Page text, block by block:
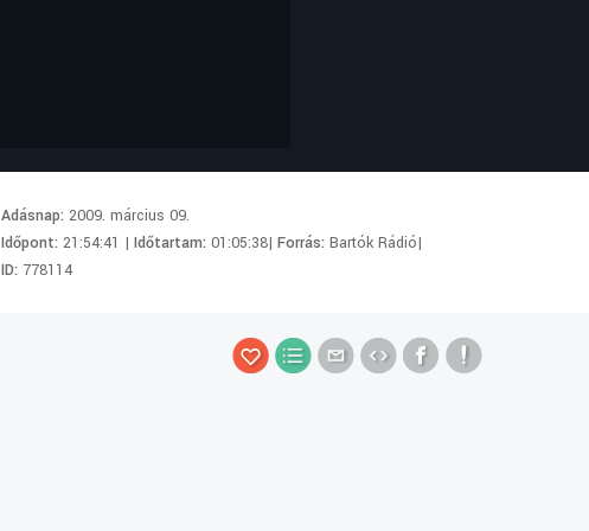
Adásnap:2009. március 09.
Időpont:21:54:41 |Időtartam:01:05:38|Forrás:Bartók Rádió|
ID: 778114